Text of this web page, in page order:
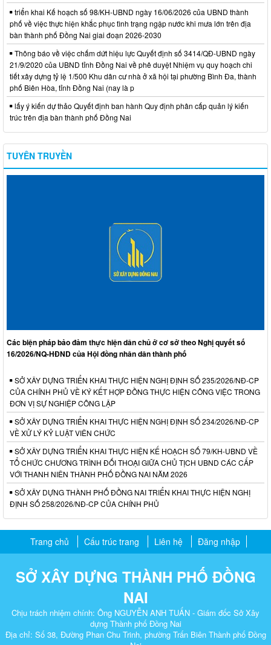
triển khai Kế hoạch số 98/KH-UBND ngày 16/06/2026 của UBND thành
phố về việc thực hiện khắc phục tình trạng ngập nước khi mưa lớn trên địa
bàn thành phố Đồng Nai giai đoạn 2026-2030
Thông báo về việc chấm dứt hiệu lực Quyết định số 3414/QĐ-UBND ngày
21/9/2020 của UBND tỉnh Đồng Nai về phê duyệt Nhiệm vụ quy hoạch chi
tiết xây dựng tỷ lệ 1/500 Khu dân cư nhà ở xã hội tại phường Bình Đa, thành
phố Biên Hòa, tỉnh Đồng Nai (nay là p
lấy ý kiến dự thảo Quyết định ban hành Quy định phân cấp quản lý kiến
trúc trên địa bàn thành phố Đồng Nai
TUYÊN TRUYỀN
Các biện pháp bảo đảm thực hiện dân chủ ở cơ sở theo Nghị quyết số
16/2026/NQ-HĐND của Hội đồng nhân dân thành phố
SỞ XÂY DỰNG TRIỂN KHAI THỰC HIỆN NGHỊ ĐỊNH SỐ 235/2026/NĐ-CP
CỦA CHÍNH PHỦ VỀ KÝ KẾT HỢP ĐỒNG THỰC HIỆN CÔNG VIỆC TRONG
ĐƠN VỊ SỰ NGHIỆP CÔNG LẬP
SỞ XÂY DỰNG TRIỂN KHAI THỰC HIỆN NGHỊ ĐỊNH SỐ 234/2026/NĐ-CP
VỀ XỬ LÝ KỶ LUẬT VIÊN CHỨC
SỞ XÂY DỰNG TRIỂN KHAI THỰC HIỆN KẾ HOẠCH SỐ 79/KH-UBND VỀ
TỔ CHỨC CHƯƠNG TRÌNH ĐỐI THOẠI GIỮA CHỦ TỊCH UBND CÁC CẤP
VỚI THANH NIÊN THÀNH PHỐ ĐỒNG NAI NĂM 2026
SỞ XÂY DỰNG THÀNH PHỐ ĐỒNG NAI TRIỂN KHAI THỰC HIỆN NGHỊ
ĐỊNH SỐ 258/2026/NĐ-CP CỦA CHÍNH PHỦ
Trang chủ Cấu trúc trang Liên hệ Đăng nhập
SỞ XÂY DỰNG THÀNH PHỐ ĐỒNG
NAI
Chịu trách nhiệm chính: Ông NGUYỄN ANH TUẤN - Giám đốc Sở Xây
dựng Thành phố Đồng Nai
Địa chỉ: Số 38, Đường Phan Chu Trinh, phường Trấn Biên Thành phố Đồng